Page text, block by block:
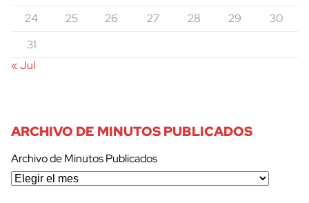
24
25 26 27 28 29
30
31
« Jul
ARCHIVO DE MINUTOS PUBLICADOS
Archivo de Minutos Publicados